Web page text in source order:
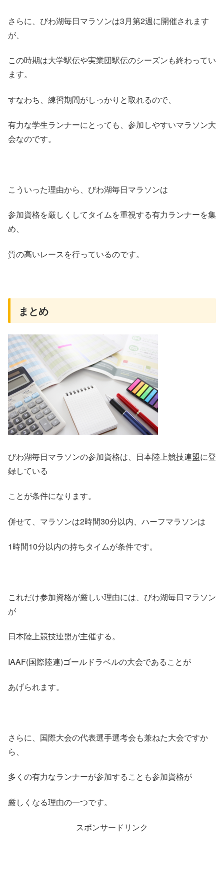
さらに、びわ湖毎日マラソンは3月第2週に開催されます
が、
この時期は大学駅伝や実業団駅伝のシーズンも終わってい
ます。
すなわち、練習期間がしっかりと取れるので、
有力な学生ランナーにとっても、参加しやすいマラソン大
会なのです。
こういった理由から、びわ湖毎日マラソンは
参加資格を厳しくしてタイムを重視する有力ランナーを集
め、
質の高いレースを行っているのです。
まとめ
びわ湖毎日マラソンの参加資格は、日本陸上競技連盟に登
録している
ことが条件になります。
併せて、マラソンは2時間30分以内、ハーフマラソンは
1時間10分以内の持ちタイムが条件です。
これだけ参加資格が厳しい理由には、びわ湖毎日マラソン
が
日本陸上競技連盟が主催する。
IAAF(国際陸連)ゴールドラベルの大会であることが
あげられます。
さらに、国際大会の代表選手選考会も兼ねた大会ですか
ら、
多くの有力なランナーが参加することも参加資格が
厳しくなる理由の一つです。
スポンサードリンク